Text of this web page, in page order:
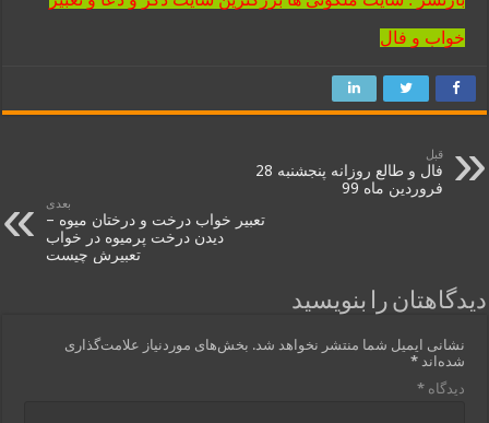
خواب و فال
قبل
فال و طالع روزانه پنجشنبه 28
فروردین ماه 99
بعدی
تعبیر خواب درخت و درختان میوه –
دیدن درخت پرمیوه در خواب
تعبیرش چیست
دیدگاهتان را بنویسید
نشانی ایمیل شما منتشر نخواهد شد. بخش‌های موردنیاز علامت‌گذاری
شده‌اند*
دیدگاه*